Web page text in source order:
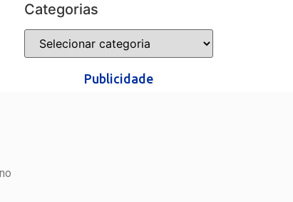
Categorias
Publicidade